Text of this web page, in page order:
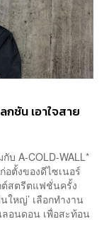
ชัน เอาใจสาย
บ A-COLD-WALL*
ตั้งของดีไซเนอร์
สตรีตแฟชั่นครั้ง
ใหญ่’ เลือกทำงาน
อนดอน เพื่อสะท้อน